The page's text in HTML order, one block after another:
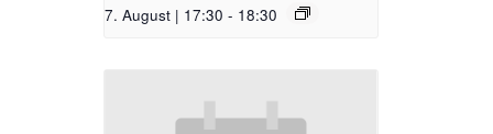
7. August | 17:30 - 18:30